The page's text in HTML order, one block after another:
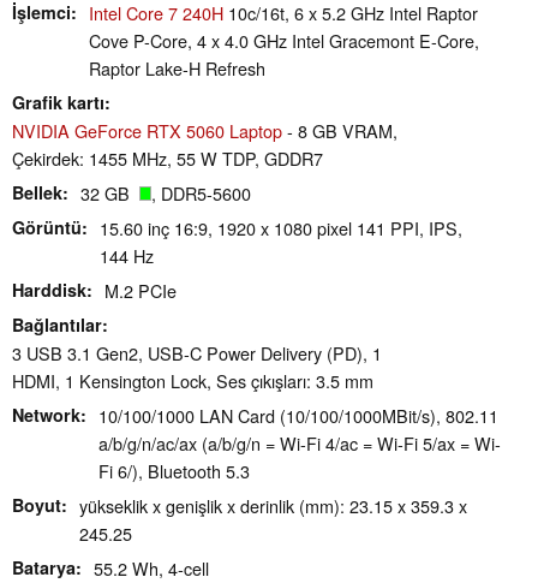
İşlemci
Intel Core 7 240H 10c/16t, 6 x 5.2 GHz Intel Raptor
Cove P-Core, 4 x 4.0 GHz Intel Gracemont E-Core,
Raptor Lake-H Refresh
Grafik kartı
NVIDIA GeForce RTX 5060 Laptop- 8 GB VRAM,
Çekirdek: 1455 MHz, 55 W TDP, GDDR7
Bellek 32 GB , DDR5-5600
Görüntü
15.60 inç 16:9, 1920 x 1080 pixel 141 PPI, IPS,
144 Hz
Harddisk M.2 PCIe
Bağlantılar
3 USB 3.1 Gen2, USB-C Power Delivery (PD), 1
HDMI, 1 Kensington Lock, Ses çıkışları: 3.5 mm
Network
10/100/1000 LAN Card (10/100/1000MBit/s), 802.11
a/b/g/n/ac/ax (a/b/g/n = Wi-Fi 4/ac = Wi-Fi 5/ax = Wi-
Fi 6/), Bluetooth 5.3
Boyut
yükseklik x genişlik x derinlik (mm): 23.15 x 359.3 x
245.25
Batarya 55.2 Wh, 4-cell